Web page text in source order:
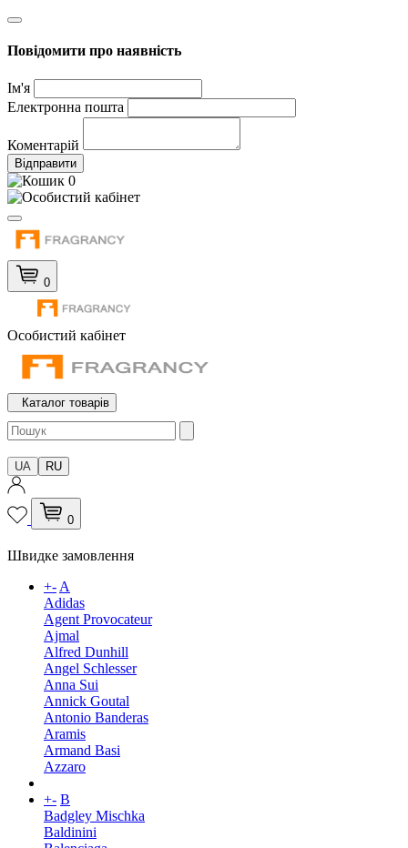
Повідомити про наявність
Ім'я
Електронна пошта
Коментарій
Відправити
0
0
Особистий кабінет
Каталог товарів
UA RU
0
Швидке замовлення
+-A
Adidas
Agent Provocateur
Ajmal
Alfred Dunhill
Angel Schlesser
Anna Sui
Annick Goutal
Antonio Banderas
Aramis
Armand Basi
Azzaro
+- B
Badgley Mischka
Baldinini